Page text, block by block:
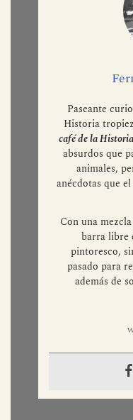
Paseante
Historia
café de la Historia
absurdos que
animales,
anécdotas que
Con una
barra libre
pintoresco,
pasado para
además de